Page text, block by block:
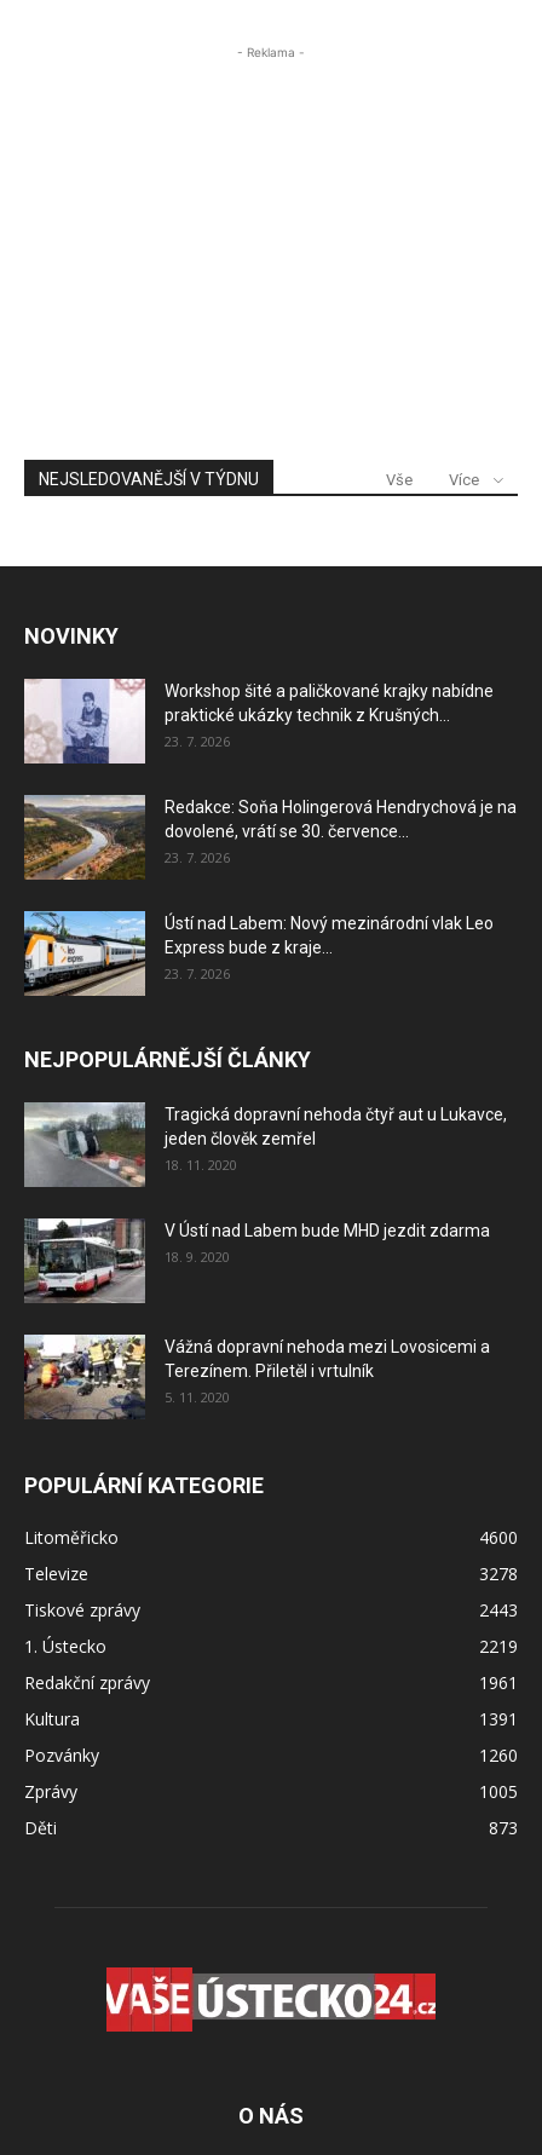
- Reklama -
NEJSLEDOVANĚJŠÍ V TÝDNU Vše Více
NOVINKY
Workshop šité a paličkované krajky nabídne
praktické ukázky technik z Krušných...
23. 7. 2026
Redakce: Soňa Holingerová Hendrychová je na
dovolené, vrátí se 30. července...
23. 7. 2026
Ústí nad Labem: Nový mezinárodní vlak Leo
Express bude z kraje...
23. 7. 2026
NEJPOPULÁRNĚJŠÍ ČLÁNKY
Tragická dopravní nehoda čtyř aut u Lukavce,
jeden člověk zemřel
18. 11. 2020
V Ústí nad Labem bude MHD jezdit zdarma
18. 9. 2020
Vážná dopravní nehoda mezi Lovosicemi a
Terezínem. Přiletěl i vrtulník
5. 11. 2020
POPULÁRNÍ KATEGORIE
Litoměřicko
4600
Televize
3278
Tiskové zprávy
2443
1. Ústecko
2219
Redakční zprávy
1961
Kultura
1391
Pozvánky
1260
Zprávy
1005
Děti
873
O NÁS